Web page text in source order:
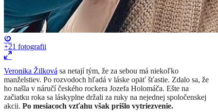
+21 fotografii
Veronika Žilková sa netají tým, že za sebou má niekoľko
manželstiev. Po rozvodoch hľadá v láske opäť šťastie. Zdalo sa, že
ho našla v náručí českého rockera Jozefa Holomáča. Ešte na
začiatku roka sa láskyplne držali za ruky na nejednej spoločenskej
akcii. Po mesiacoch vzťahu však prišlo vytriezvenie.